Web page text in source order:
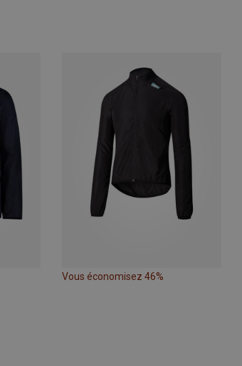
Vous économisez 46%